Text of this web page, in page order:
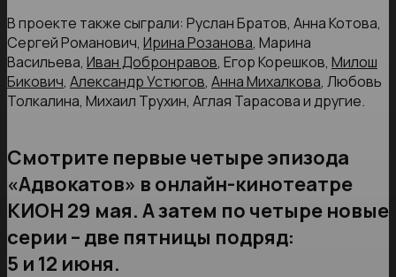
В проекте также сыграли: Руслан Братов, Анна Котова,
Сергей Романович, Ирина Розанова, Марина
Васильева, Иван Добронравов, Егор Корешков, Милош
Бикович, Александр Устюгов, Анна Михалкова, Любовь
Толкалина, Михаил Трухин, Аглая Тарасова и другие.
Смотрите первые четыре эпизода
«Адвокатов» в онлайн-кинотеатре
КИОН 29 мая. А затем по четыре новые
серии – две пятницы подряд:
5 и 12 июня.